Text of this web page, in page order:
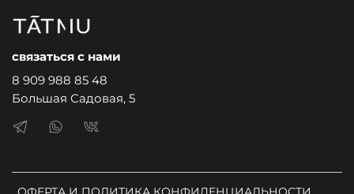
связаться с нами
8 909 988 85 48
Большая Садовая, 5